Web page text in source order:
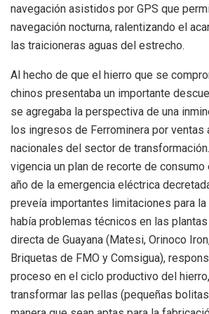
navegación asistidos por GPS que
navegación nocturna, ralentizando el
las traicioneras aguas del estrecho.
Al hecho de que el hierro que se
chinos presentaba un importante
se agregaba la perspectiva de una
los ingresos de Ferrominera por ventas
nacionales del sector de
vigencia un plan de recorte de
año de la emergencia eléctrica
preveía importantes limitaciones para
había problemas técnicos en las
directa de Guayana (Matesi, Orinoco
Briquetas de FMO y Comsigua),
proceso en el ciclo productivo del
transformar las pellas (pequeñas